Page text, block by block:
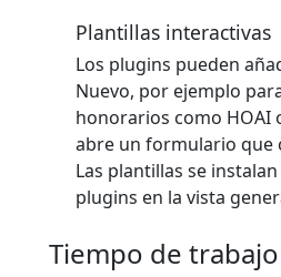
Plantillas interactivas
Los plugins pueden
Nuevo, por ejemplo
honorarios como HOAI
abre un formulario que
Las plantillas se
plugins en la vista
Tiempo de